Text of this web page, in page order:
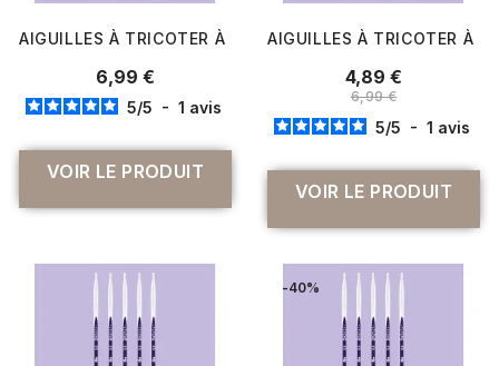
AIGUILLES À TRICOTER À 2 POINTES PRYM
6,99 €
5/5 - 1 avis
VOIR LE PRODUIT
AIGUILLES À TRICOTER À
4,89 €
6,99 €
5/5 - 1 avis
VOIR LE PRODUIT
-40%